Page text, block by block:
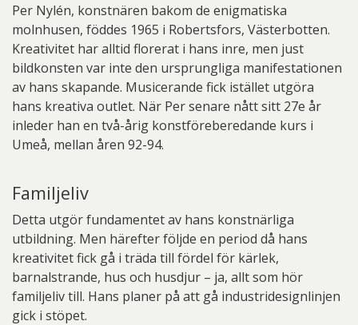
Per Nylén, konstnären bakom de enigmatiska
molnhusen, föddes 1965 i Robertsfors, Västerbotten.
Kreativitet har alltid florerat i hans inre, men just
bildkonsten var inte den ursprungliga manifestationen
av hans skapande. Musicerande fick istället utgöra
hans kreativa outlet. När Per senare nått sitt 27e år
inleder han en två-årig konstföreberedande kurs i
Umeå, mellan åren 92-94.
Familjeliv
Detta utgör fundamentet av hans konstnärliga
utbildning. Men härefter följde en period då hans
kreativitet fick gå i träda till fördel för kärlek,
barnalstrande, hus och husdjur – ja, allt som hör
familjeliv till. Hans planer på att gå industridesignlinjen
gick i stöpet.